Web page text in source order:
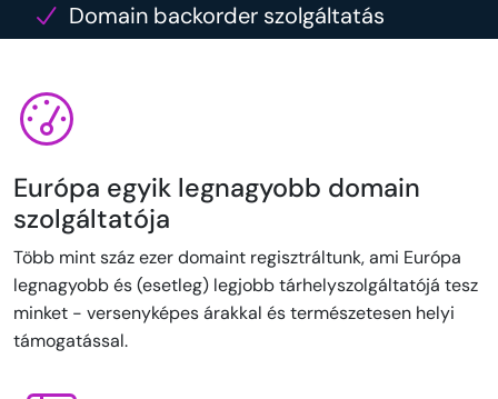
Domain backorder szolgáltatás
Európa egyik legnagyobb domain
szolgáltatója
Több mint száz ezer domaint regisztráltunk, ami Európa
legnagyobb és (esetleg) legjobb tárhelyszolgáltatójá tesz
minket - versenyképes árakkal és természetesen helyi
támogatással.